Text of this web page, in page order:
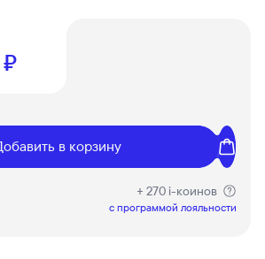
в корзину
+ 270 i-коинов
c программой лояльности